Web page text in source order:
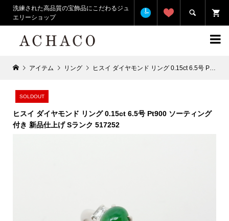
洗練された高品質の宝飾品にこだわるジュ
エリーショップ


アイテム リング ヒスイ ダイヤモンド リング 0.15ct 6.5号 Pt900 ソーティング 付き 新品仕上げ Sランク 517252
SOLDOUT
ヒスイ ダイヤモンド リング 0.15ct 6.5号 Pt900 ソーティング
付き 新品仕上げ Sランク 517252